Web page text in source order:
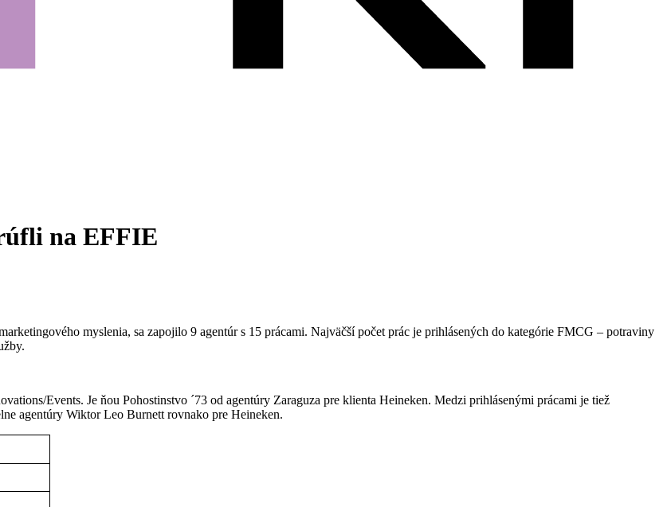
na EFFIE
myslenia, sa zapojilo 9 agentúr s 15 prácami. Najväčší počet prác je prihlásených do kategórie FMCG – potraviny
Events. Je ňou Pohostinstvo ´73 od agentúry Zaraguza pre klienta Heineken. Medzi prihlásenými prácami je tiež
agentúry Wiktor Leo Burnett rovnako pre Heineken.